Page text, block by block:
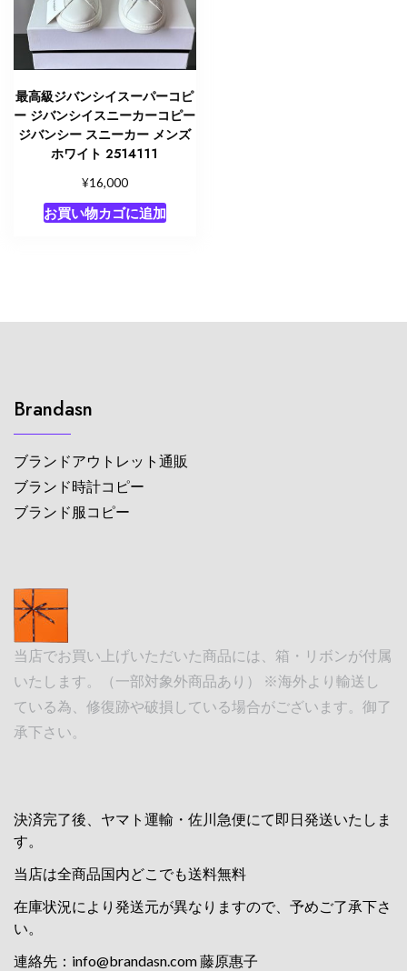
最高級ジバンシイスーパーコピ
ー ジバンシイスニーカーコピー
ジバンシー スニーカー メンズ
ホワイト 2514111
¥16,000
お買い物カゴに追加
Brandasn
ブランドアウトレット通販
ブランド時計コピー
ブランド服コピー
当店でお買い上げいただいた商品には、箱・リボンが付属
いたします。（一部対象外商品あり） ※海外より輸送し
ている為、修復跡や破損している場合がございます。御了
承下さい。
決済完了後、ヤマト運輸・佐川急便にて即日発送いたしま
す。
当店は全商品国内どこでも送料無料
在庫状況により発送元が異なりますので、予めご了承下さ
い。
連絡先： info@brandasn.com藤原惠子